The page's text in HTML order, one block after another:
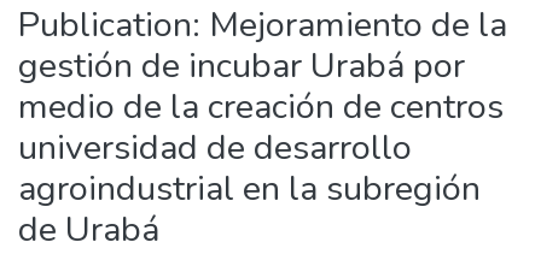
Publication: Mejoramiento de la
gestión de incubar Urabá por
medio de la creación de centros
universidad de desarrollo
agroindustrial en la subregión
de Urabá